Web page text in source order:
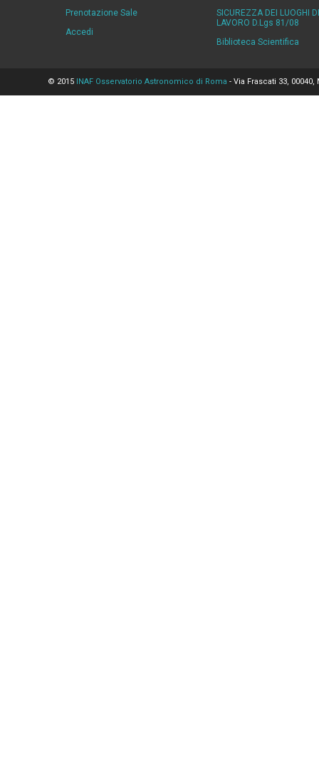
Prenotazione Sale
Accedi
SICUREZZA DEI LUOGHI DI
LAVORO D.Lgs 81/08
Biblioteca Scientifica
© 2015 INAF Osservatorio Astronomico di Roma - Via Frascati 33,